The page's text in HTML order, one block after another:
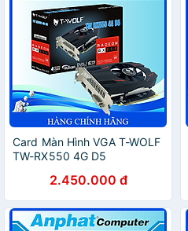
Card Màn Hình VGA T-WOLF
TW-RX550 4G D5
DP-DVI/1Fan) – Hàng Chính
Hãng
2.450.000 đ